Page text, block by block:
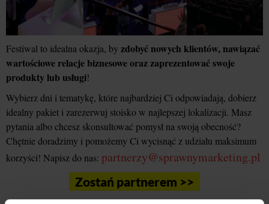
Festiwal to idealna okazja, by zdobyć nowych klientów, nawiązać
wartościowe relacje biznesowe oraz zaprezentować swoje
produkty lub usługi!
Wybierz dni i tematykę, które najbardziej Ci odpowiadają, dobierz
idealny pakiet i zarezerwuj stoisko w najlepszej lokalizacji. Masz
pytania albo chcesz skonsultować pomysł na swoją obecność?
Chętnie doradzimy i pomożemy Ci wycisnąć z udziału maksimum
korzyści! Napisz do nas: partnerzy@sprawnymarketing.pl
Zostań partnerem >>